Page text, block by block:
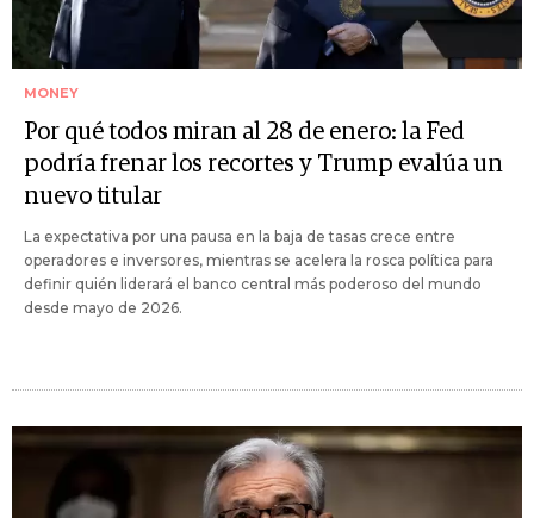
MONEY
Por qué todos miran al 28 de enero: la Fed
podría frenar los recortes y Trump evalúa un
nuevo titular
La expectativa por una pausa en la baja de tasas crece entre
operadores e inversores, mientras se acelera la rosca política para
definir quién liderará el banco central más poderoso del mundo
desde mayo de 2026.